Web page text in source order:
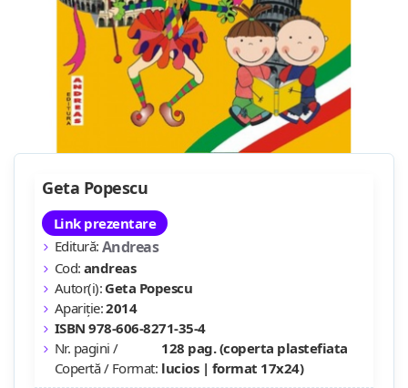
Geta Popescu
Link prezentare
Editură: Andreas
Cod: andreas
Autor(i): Geta Popescu
Apariție:2014
ISBN 978-606-8271-35-4
Nr. pagini /
Copertă / Format:
128 pag. (coperta plastefiata
lucios | format 17x24)